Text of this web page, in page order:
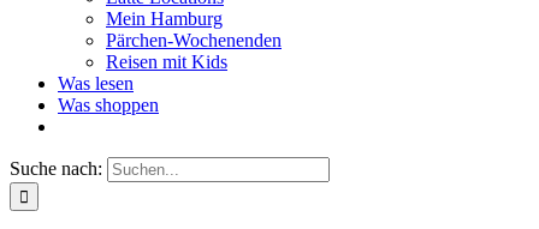
Mein Hamburg
Pärchen-Wochenenden
Reisen mit Kids
Was lesen
Was shoppen
Suche nach: